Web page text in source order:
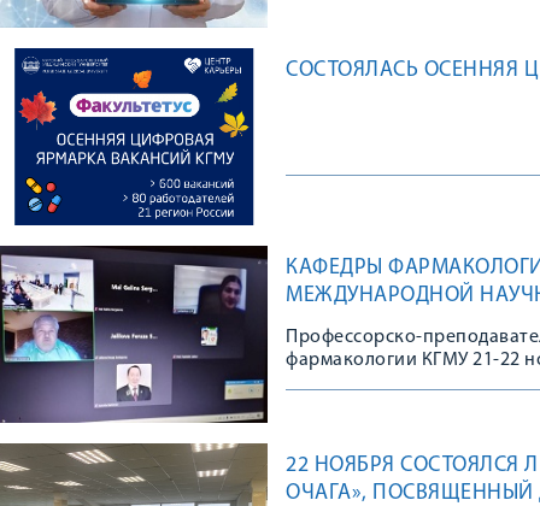
СОСТОЯЛАСЬ ОСЕННЯЯ
КАФЕДРЫ
МЕЖДУНАРОДНОЙ
ВОПРОСЫ
РАЦИОНАЛЬНОГО
Профессорско-
фармакологии КГМУ 21-22
Бухара, Узбекистан.
22 НОЯБРЯ СОСТОЯЛСЯ
ОЧАГА»,